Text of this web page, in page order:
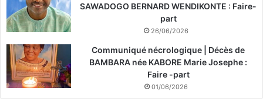
SAWADOGO BERNARD WENDIKONTE : Faire-
part
26/06/2026
Communiqué nécrologique | Décès de
BAMBARA née KABORE Marie Josephe :
Faire -part
01/06/2026